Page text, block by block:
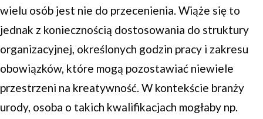
wielu osób jest nie do przecenienia. Wiąże się to
jednak z koniecznością dostosowania do struktury
organizacyjnej, określonych godzin pracy i zakresu
obowiązków, które mogą pozostawiać niewiele
przestrzeni na kreatywność. W kontekście branży
urody, osoba o takich kwalifikacjach mogłaby np.